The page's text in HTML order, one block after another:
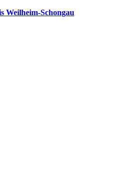
Weilheim-Schongau